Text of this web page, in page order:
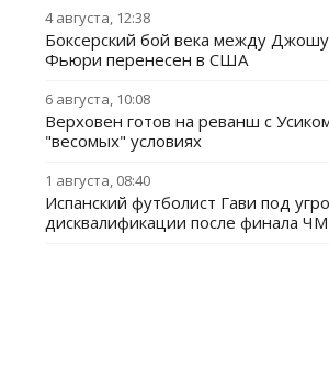
4 августа, 12:38
Боксерский бой века между
Фьюри перенесен в США
6 августа, 10:08
Верховен готов на реванш с
"весомых" условиях
1 августа, 08:40
Испанский футболист Гави под
дисквалификации после финала